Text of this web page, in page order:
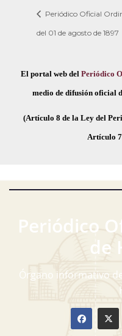
Periódico Oficial
del 01 de agosto de 1897
El portal web del Periódico
medio de difusión oficial
(Artículo 8 de la Ley del
Artículo 7
Periódico
de
Órgano informativo